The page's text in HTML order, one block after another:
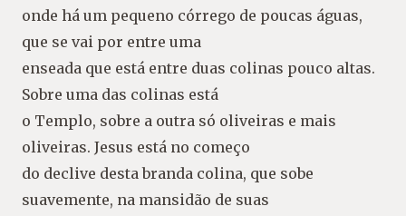
onde há um pequeno córrego de poucas águas,
que se vai por entre uma
enseada que está entre duas colinas pouco altas.
Sobre uma das colinas está
o Templo, sobre a outra só oliveiras e mais
oliveiras. Jesus está no começo
do declive desta branda colina, que sobe
suavemente, na mansidão de suas